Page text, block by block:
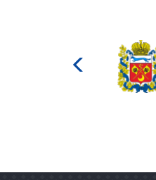
культуры
Российской